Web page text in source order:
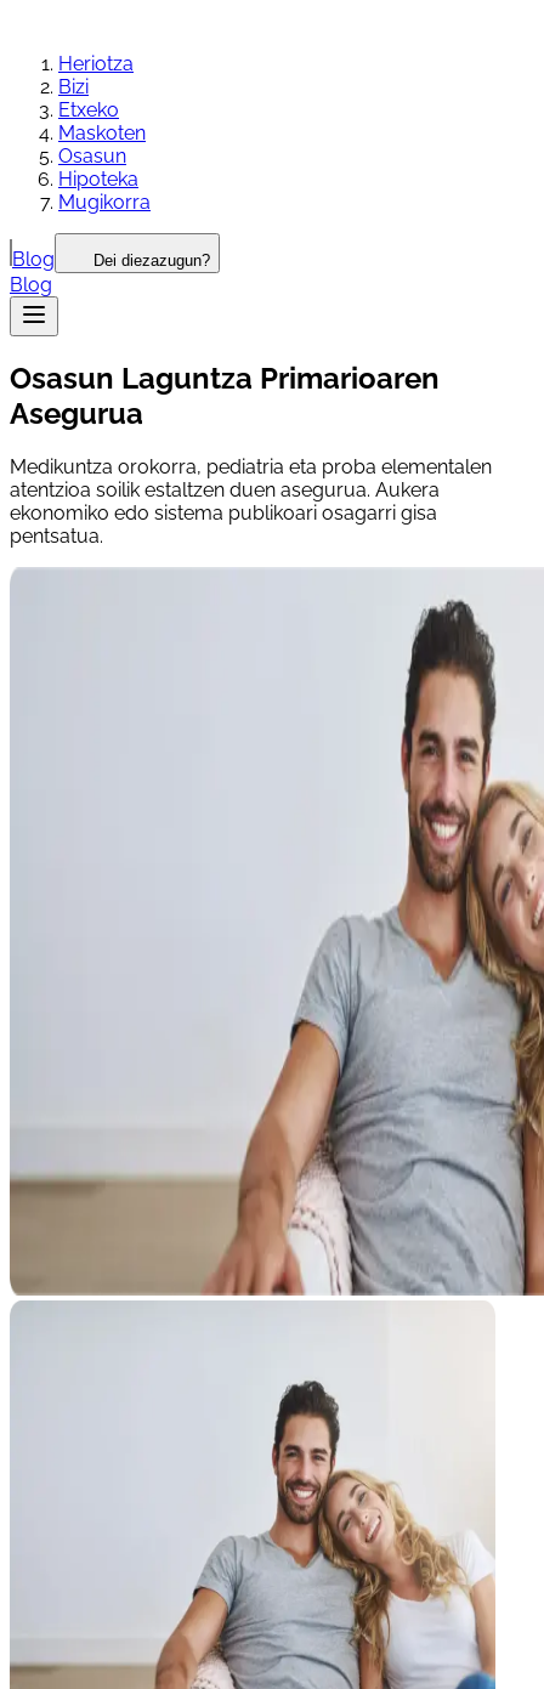
Heriotza
Bizi
Etxeko
Maskoten
Osasun
Hipoteka
Mugikorra
Blog Dei diezazugun?
Blog
Osasun Laguntza Primarioaren
Asegurua
Medikuntza orokorra, pediatria eta proba elementalen
atentzioa soilik estaltzen duen asegurua. Aukera
ekonomiko edo sistema publikoari osagarri gisa
pentsatua.